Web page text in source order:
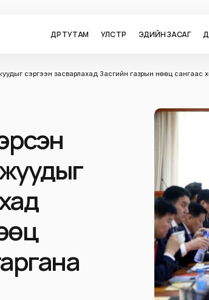
ӨДӨР ТУТАМ УЛС ТӨР ЭДИЙН ЗАСАГ
сэргээн засварлахад Засгийн газрын нөөц сангаас